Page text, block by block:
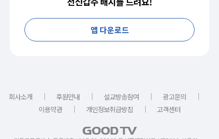
앱 다운로드
회사소개 ｜ 후원안내 ｜ 설교방송참여 ｜ 광고문의
｜
이용약관
｜ 개인정보취급방침 ｜ 고객센터